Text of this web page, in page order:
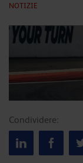
NOTIZIE
Condividere: